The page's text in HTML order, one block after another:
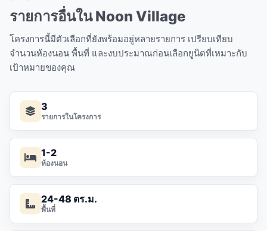
รายการอื่นใน Noon Village
โครงการนี้มีตัวเลือกที่ยังพร้อมอยู่หลายรายการ เปรียบเทียบ
จำนวนห้องนอน พื้นที่ และงบประมาณก่อนเลือกยูนิตที่เหมาะกับ
เป้าหมายของคุณ
3
รายการในโครงการ
1-2
ห้องนอน
24-48 ตร.ม.
พื้นที่